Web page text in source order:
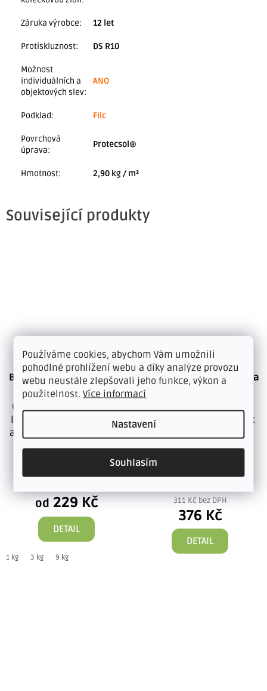
Používáme cookies, abychom Vám umožnili
pohodlné prohlížení webu a díky analýze provozu
webu neustále zlepšovali jeho funkce, výkon a
použitelnost.Více informací
Nastavení
Souhlasím
Záruka výrobce: 12 let
Protiskluznost: DS R10
Možnost
individuálních a
objektových slev:
ANO
Podklad: Filc
Povrchová
úprava:
Protecsol®
Hmotnost: 2,90 kg / m²
Související produkty
BRALEP FIX 400 disperzní
lepidlo
Český výrobek - disperzní
lepidlo BRALEP FIX 400, se
aplikuje pomocí válečku z
pěnové hmoty. Díky...
od229 Kč
DETAIL
1 kg 3 kg 9 kg
Svařování PVC s filcem za
profesionální prostředek
svařování bezspárových
SKLADEM
311 Kč bez DPH
376 Kč
DETAIL